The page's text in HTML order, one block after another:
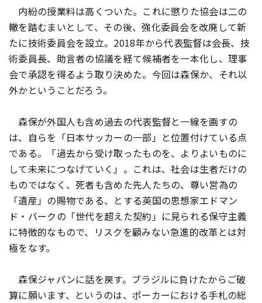
内紛の授業料は高くついた。これに懲りた協会は二の
轍を踏むまいとして、その後、強化委員会を改廃して新
たに技術委員会を設立。2018年から代表監督は会長、技
術委員長、助言者の協議を経て候補者を一本化し、理事
会で承認を得るよう取り決めた。今回は森保か、それ以
外かということだろう。
森保が外国人も含め過去の代表監督と一線を画すの
は、自らを「日本サッカーの一部」と位置付けている点
である。「過去から受け取ったものを、よりよいものに
して未来につなげていく」。これは、社会は生者だけの
ものではなく、死者も含めた先人たちの、尊い営為の
「遺産」の賜物である、とする英国の思想家エドマン
ド・バークの「世代を超えた契約」に見られる保守主義
に特徴的なもので、リスクを顧みない急進的改革とは対
極をなす。
森保ジャパンに話を戻す。ブラジルに負けたからご破
算に願います、というのは、ポーカーにおける手札の総